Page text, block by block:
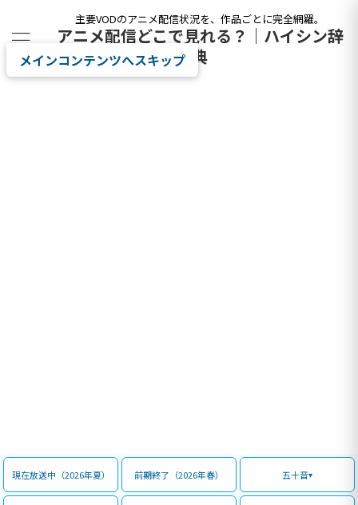
主要VODのアニメ配信状況を、作品ごとに完全網羅。
アニメ配信どこで見れる？｜ハイシン辞
典
メインコンテンツへスキップ
現在放送中（2026年夏） 前期終了（2026年春） 五十音